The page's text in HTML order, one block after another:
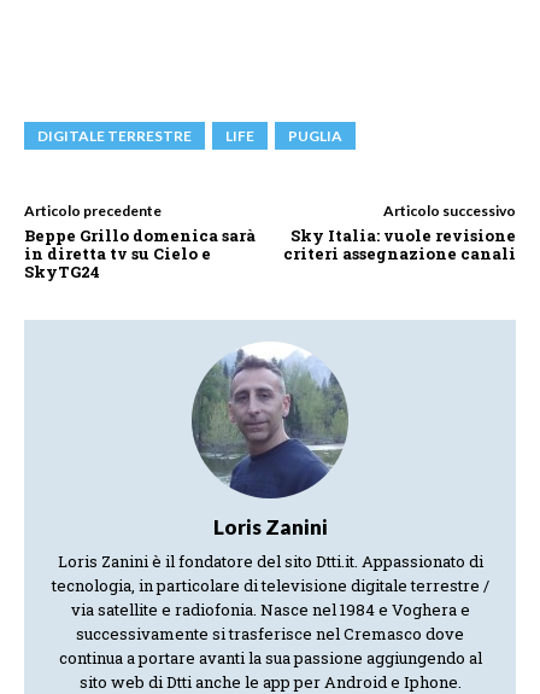
DIGITALE TERRESTRE LIFE PUGLIA
Articolo precedente
Beppe Grillo domenica sarà
in diretta tv su Cielo e
SkyTG24
Articolo successivo
Sky Italia: vuole revisione
criteri assegnazione canali
Loris Zanini
Loris Zanini è il fondatore del sito Dtti.it. Appassionato di
tecnologia, in particolare di televisione digitale terrestre /
via satellite e radiofonia. Nasce nel 1984 e Voghera e
successivamente si trasferisce nel Cremasco dove
continua a portare avanti la sua passione aggiungendo al
sito web di Dtti anche le app per Android e Iphone.